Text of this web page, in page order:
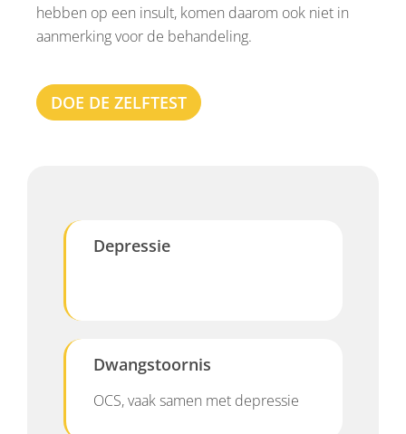
hebben op een insult, komen daarom ook niet in
aanmerking voor de behandeling.
DOE DE ZELFTEST
Depressie
Dwangstoornis
OCS, vaak samen met depressie